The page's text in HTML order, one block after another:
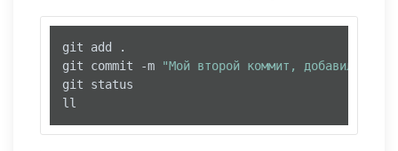
git add .
git commit -m
"Мой второй коммит, добавил
git status
ll